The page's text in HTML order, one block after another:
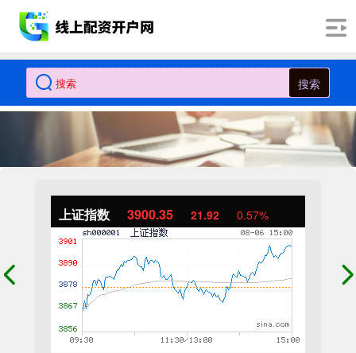
搜索
上证指数 3900.35 21.92 0.57%